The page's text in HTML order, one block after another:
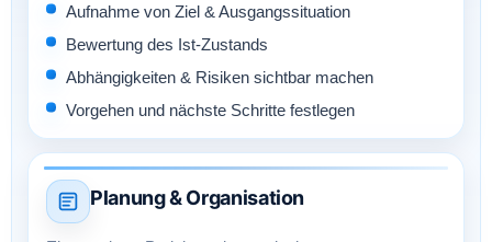
Aufnahme von Ziel & Ausgangssituation
Bewertung des Ist-Zustands
Abhängigkeiten & Risiken sichtbar machen
Vorgehen und nächste Schritte festlegen
Planung & Organisation